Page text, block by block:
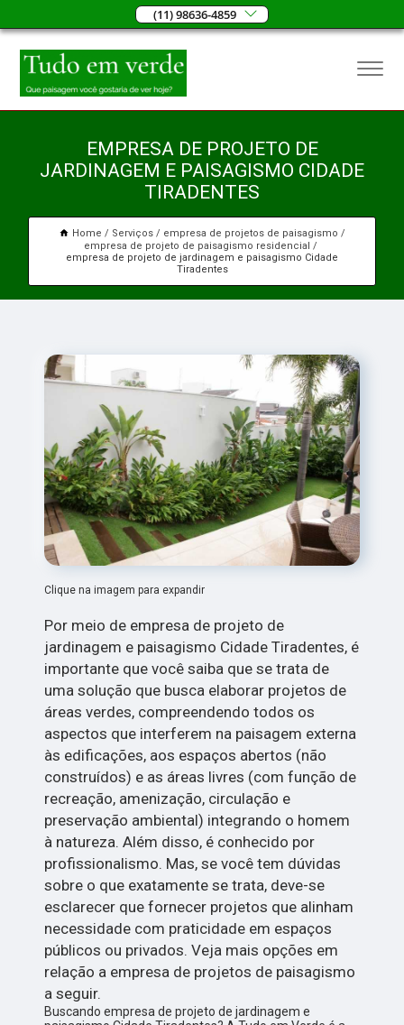
(11) 98636-4859
EMPRESA DE PROJETO DE
JARDINAGEM E PAISAGISMO CIDADE
TIRADENTES
Home Serviços
empresa de projetos de paisagismo
empresa de projeto de paisagismo residencial
empresa de projeto de jardinagem e paisagismo Cidade
Tiradentes
Clique na imagem para expandir
Por meio de empresa de projeto de
jardinagem e paisagismo Cidade Tiradentes, é
importante que você saiba que se trata de
uma solução que busca elaborar projetos de
áreas verdes, compreendendo todos os
aspectos que interferem na paisagem externa
às edificações, aos espaços abertos (não
construídos) e as áreas livres (com função de
recreação, amenização, circulação e
preservação ambiental) integrando o homem
à natureza. Além disso, é conhecido por
profissionalismo. Mas, se você tem dúvidas
sobre o que exatamente se trata, deve-se
esclarecer que fornecer projetos que alinham
necessidade com praticidade em espaços
públicos ou privados. Veja mais opções em
relação a empresa de projetos de paisagismo
a seguir.
Buscando empresa de projeto de jardinagem e